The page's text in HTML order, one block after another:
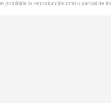
prohibida la reproducción total o parcial de